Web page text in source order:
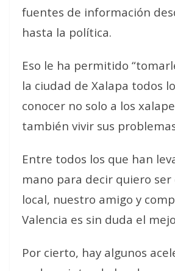
fuentes de información
hasta la política.
Eso le ha permitido
la ciudad de Xalapa todos
conocer no solo a los
también vivir sus
Entre todos los que han
mano para decir quiero
local, nuestro amigo y
Valencia es sin duda el
Por cierto, hay algunos